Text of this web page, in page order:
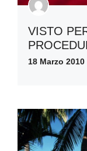
VISTO
18 Marzo 2010